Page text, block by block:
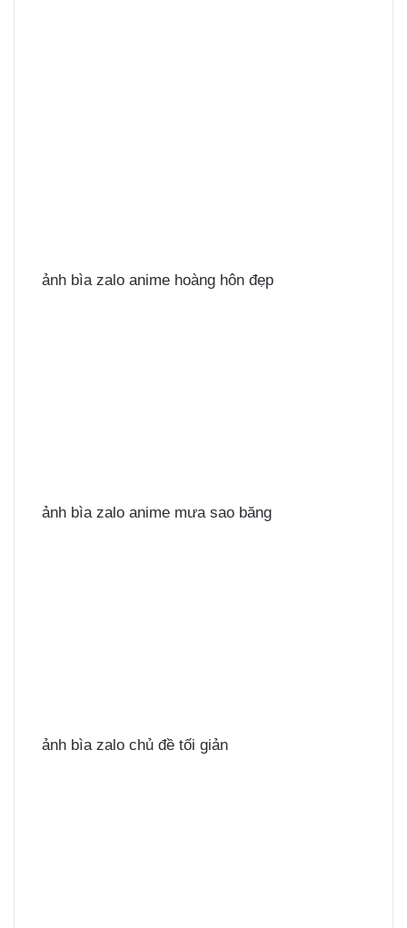
ảnh bìa zalo anime hoàng hôn đẹp
ảnh bìa zalo anime mưa sao băng
ảnh bìa zalo chủ đề tối giản